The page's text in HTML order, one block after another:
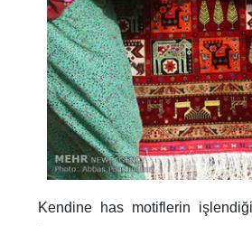
Kendine has motiflerin işlendiği